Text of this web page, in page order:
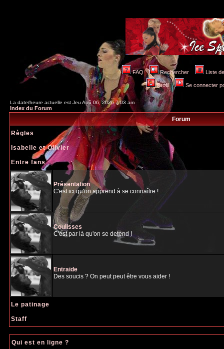
FAQ Rechercher Liste
Profil Se connecter
La date/heure actuelle est Jeu Aoû 06, 2026 7:03 am
Index du Forum
Forum
Règles
Isabelle et Olivier
Entre fans
Présentation
C'est ici qu'on apprend à se connaître !
Coulisses
C'est par là qu'on se detend !
Entraide
Des soucis ? On peut peut être vous aider !
Le patinage
Staff
Qui est en ligne ?